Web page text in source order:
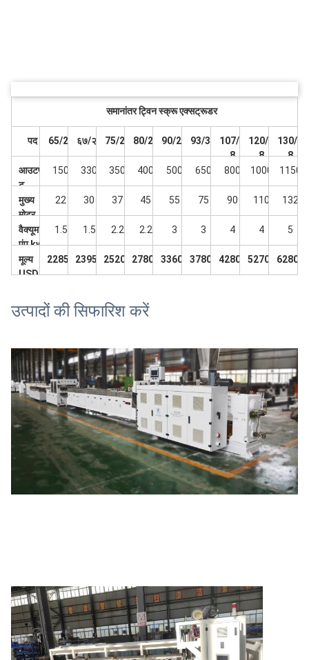
समानांतर ट्विन स्क्रू एक्सट्रूडर
पद 65/26 ६७/२७ 75/28 80/28 90/28 93/38
107/2
8
120/2
8
130/2
8
आउटपु
ट
पीवीसी
पाइप
150 330 350 400 500 650 800 1000 1150
मुख्य
मोटर
kw
22 30 37 45 55 75 90 110 132
वैक्यूम
पंप kw
1.5 1.5 2.2 2.2 3 3 4 4 5
मूल्य
USD
22850 23950 25200 27800 33600 37800 42800 52700 62800
उत्पादों की सिफारिश करें